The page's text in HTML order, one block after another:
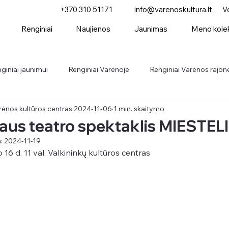
+370 310 51171 info@varenoskultura.lt
Renginiai Naujienos Jaunimas Meno
jaunimui Renginiai Varėnoje Renginiai Varėnos
Renginiai Parodos Konkursai Naujienos
teatro spektaklis
kultūros centras 2024-11-06 1 min. skaitymo
2024-11-19
16 d. 11 val. Valkininkų kultūros centras